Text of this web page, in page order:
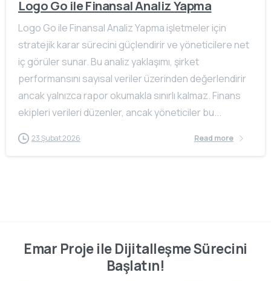
Logo Go ile Finansal Analiz Yapma
Logo Go ile Finansal Analiz Yapma işletmeler için
stratejik karar sürecini güçlendirir ve yöneticilere net
iç görüler sunar. Bu analiz yaklaşımı, şirket
performansını sayısal veriler üzerinden değerlendirir
ancak yalnızca rapor okumakla sınırlı kalmaz. Finans
ekipleri verileri düzenler, ancak yöneticiler bu...
23 Şubat 2026 Read more
Emar Proje ile Dijitalleşme Sürecini
Başlatın!